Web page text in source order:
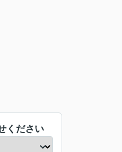
ください